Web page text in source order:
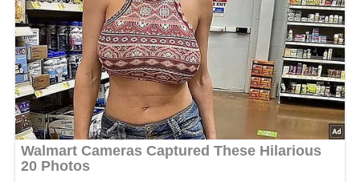
4 Eßlöffel geriebener Meerrettich
2 Eier
Salz
50 g Kartoffelmehl
50 g Weißbrot
25 g Margarine
50 g Mehl
Zubereitung der